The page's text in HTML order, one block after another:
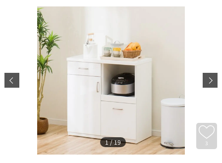
3
1/19